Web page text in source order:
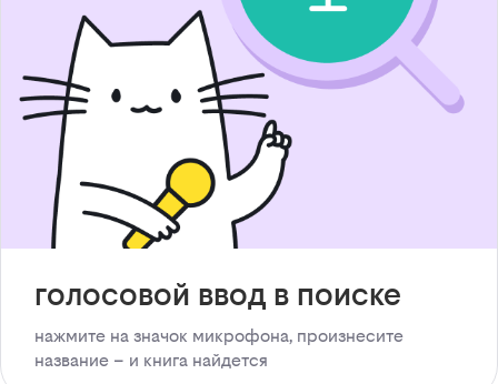
голосовой ввод в поиске
нажмите на значок микрофона, произнесите
название – и книга найдется